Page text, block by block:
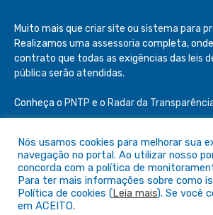
Muito mais que criar site ou sistema para
Realizamos uma assessoria completa,
contrato que todas as exigências das leis
pública serão atendidas.
Conheça o PNTP e o Radar da
Todos os direitos reservados a Câmara de
Mapa do Site
Nós usamos cookies para melhorar sua
navegação no portal. Ao utilizar nosso
concorda com a política de
Para ter mais informações sobre como
Política de cookies (Leia mais). Se você
em ACEITO.